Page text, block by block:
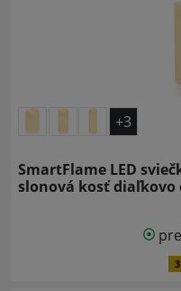
+3
SmartFlame LED
slonová kosť